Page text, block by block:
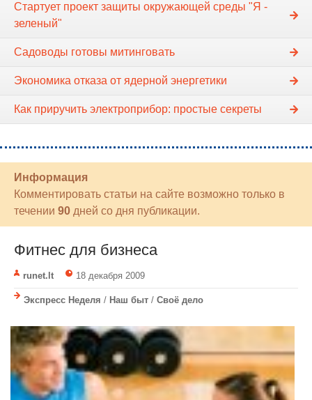
Стартует проект защиты окружающей среды "Я -
зеленый"
Садоводы готовы митинговать
Экономика отказа от ядерной энергетики
Как приручить электроприбор: простые секреты
Информация
Комментировать статьи на сайте возможно только в
течении 90 дней со дня публикации.
Фитнес для бизнеса
runet.lt 18 декабря 2009
Экспресс Неделя / Наш быт / Своё дело